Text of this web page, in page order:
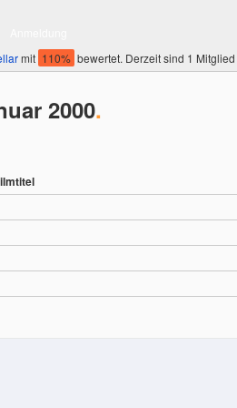
mit 110% bewertet. Derzeit sind 1 Mitglied
2000.